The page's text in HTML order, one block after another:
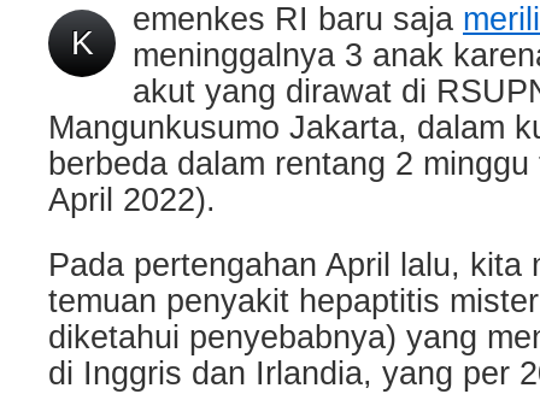
K
emenkes RI baru saja
meninggalnya 3 anak
akut yang dirawat di
Mangunkusumo Jakarta, dalam
berbeda dalam rentang 2
April 2022).
Pada pertengahan April lalu, kita
temuan penyakit hepaptitis
diketahui penyebabnya) yang
di Inggris dan Irlandia, yang per